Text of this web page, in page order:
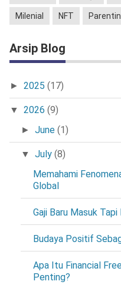
Milenial NFT
Arsip Blog
► 2025 (17)
▼ 2026 (9)
► June (1)
▼ July (8)
Memahami
Global
Gaji Baru Masuk
Budaya Positif
Apa Itu Financial
Penting?